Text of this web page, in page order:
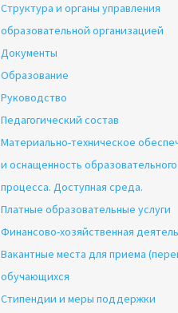
Структура и органы управления
образовательной организацией
Документы
Образование
Руководство
Педагогический состав
Материально-техническое
и оснащенность образовательного
процесса. Доступная среда.
Платные образовательные услуги
Финансово-хозяйственная
Вакантные места для приема
обучающихся
Стипендии и меры поддержки